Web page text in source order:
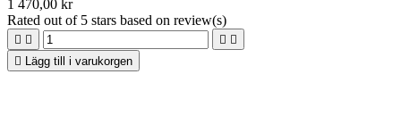
1 470,00 kr
Rated out of 5 stars based on review(s)
   

Lägg till i varukorgen